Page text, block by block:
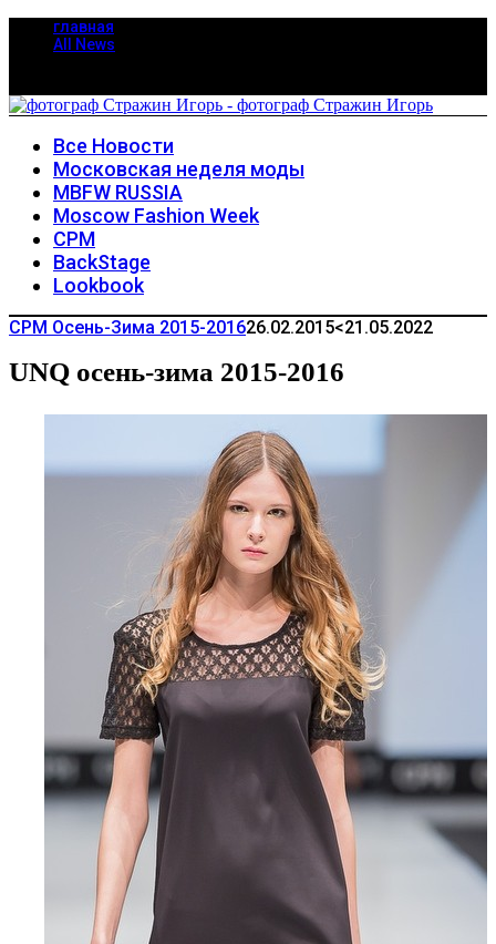
главная
All News
Все Новости
Московская неделя моды
MBFW RUSSIA
Moscow Fashion Week
CPM
BackStage
Lookbook
CPM Осень-Зима 2015-201626.02.2015<21.05.2022
UNQ осень-зима 2015-2016